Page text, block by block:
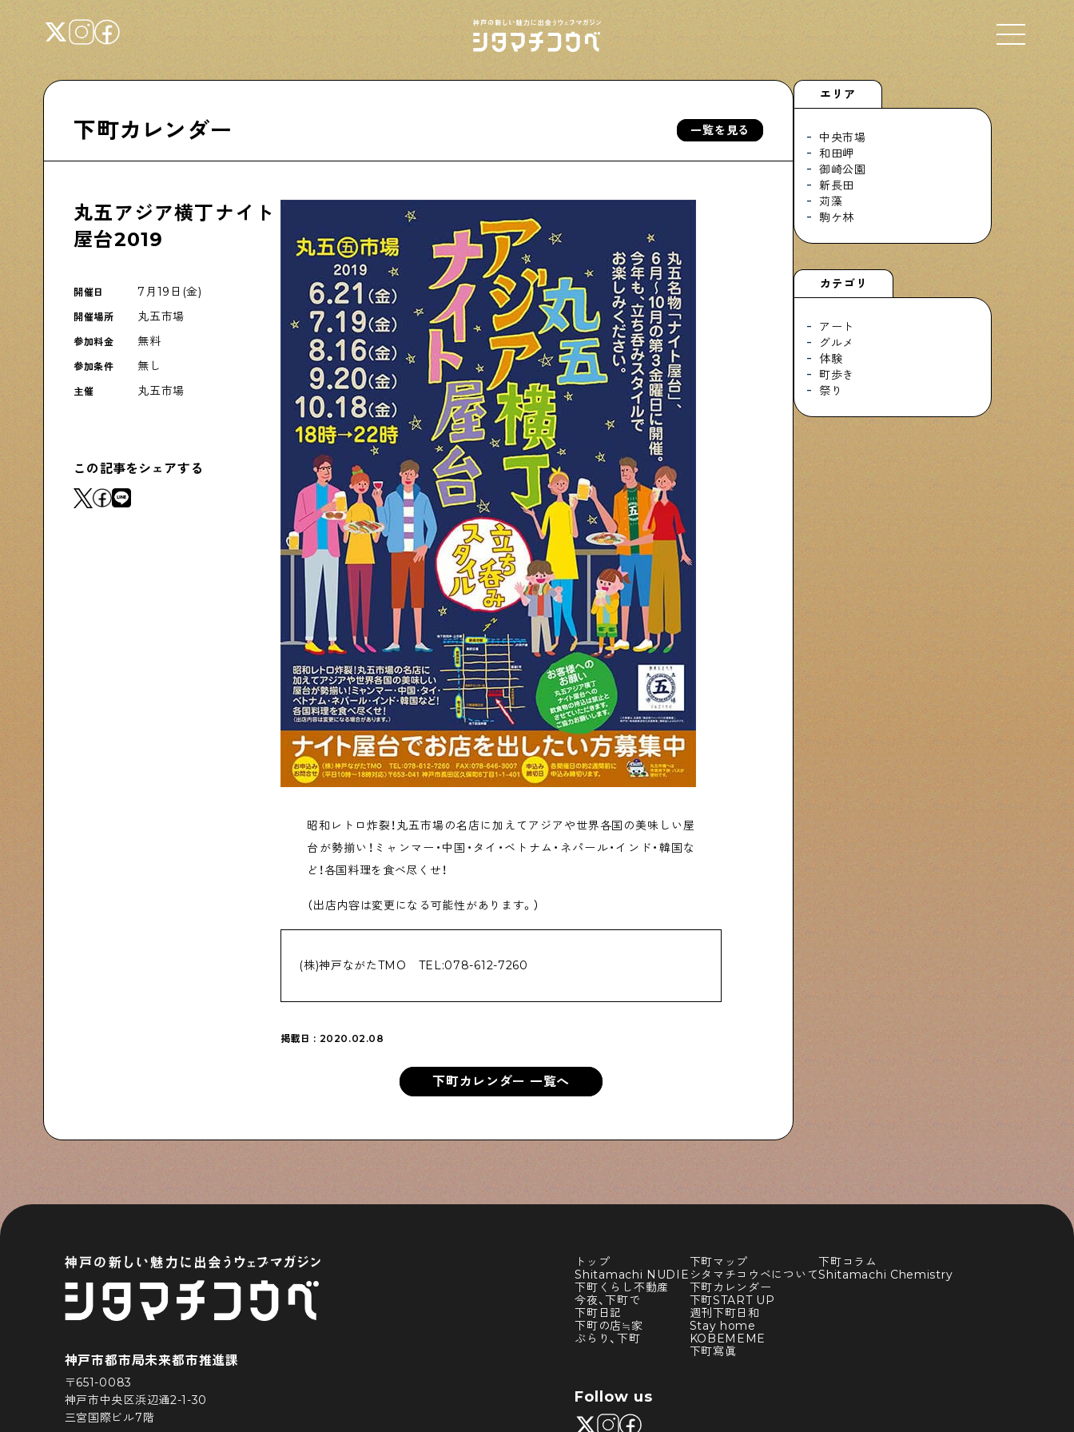
Select Language▼
下町くらし不動産
物件情報やリノベーション事例を紹介します
下町に暮らす人たちに日記を書いてもらいま
下町の店≒家
下町ならではの家みたいな店を紹介する記事
です
ぶらり、下町
下町の特集記事です
下町コラム Shitamachi Chemistry
下町の「あの人」×「あの人」の科学反応を楽し
む企画です
シタマチコウベについて 下町カレンダー 下町START UP 週刊下町日和 Stay Home 下町寫眞
下町カレンダー 一覧を見る
丸五アジア横丁ナイト
屋台2019
開催日 7月19日(金)
開催場所 丸五市場
参加料金 無料
参加条件 無し
主催 丸五市場
この記事をシェアする
昭和レトロ炸裂！丸五市場の名店に加えてアジアや世界各国の美味しい屋
台が勢揃い！ミャンマー・中国・タイ・ベトナム・ネパール・インド・韓国な
ど！各国料理を食べ尽くせ！
（出店内容は変更になる可能性があります。）
(株)神戸ながたTMO TEL:078-612-7260
掲載日 : 2020.02.08
下町カレンダー 一覧へ
エリア
中央市場
和田岬
御崎公園
新長田
苅藻
駒ケ林
カテゴリ
アート
グルメ
体験
町歩き
祭り
トップ
Shitamachi NUDIE
下町くらし不動産
今夜、下町で
下町日記
下町の店≒家
ぶらり、下町
下町マップ
シタマチコウベについて
下町カレンダー
下町START UP
週刊下町日和
Stay home
KOBEMEME
下町寫眞
下町コラム
Shitamachi Chemistry
Follow us
神戸市都市局未来都市推進課
〒651-0083
神戸市中央区浜辺通2-1-30
三宮国際ビル7階